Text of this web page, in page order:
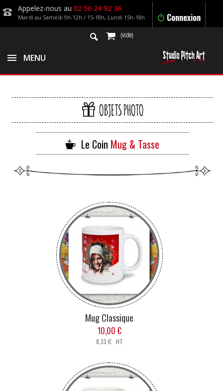
Connexion
Appelez-nous au 02 56 24 92 36
Mardi au Samedi 9h-12h / 15-18h, Lundi 15h-18h
(vide)
MENU
OBJETS PHOTO
Le Coin Mug & Tasse
____________________________________________
Mug Classique
10,00 €
8,33 € HT